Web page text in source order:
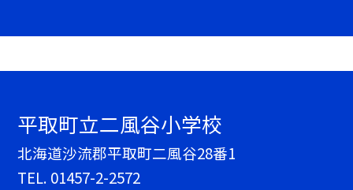
平取町立二風谷小学校
北海道沙流郡平取町二風谷28番1
TEL. 01457-2-2572